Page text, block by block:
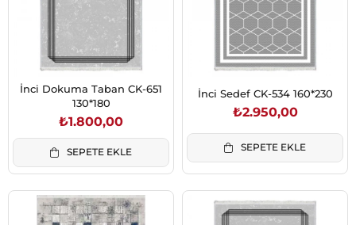
İnci Dokuma Taban CK-651
130*180
₺1.800,00
SEPETE EKLE
İnci Sedef CK-534 160*230
₺2.950,00
SEPETE EKLE